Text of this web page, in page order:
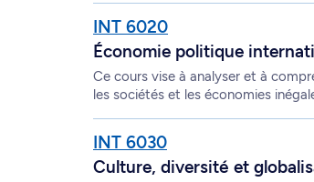
INT 6020
Économie politique
Ce cours vise à analyser et à
les sociétés et les économies
INT 6030
Culture, diversité et